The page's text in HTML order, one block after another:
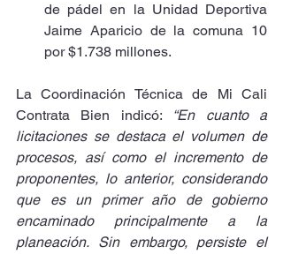
de pádel en la Unidad Deportiva
Jaime Aparicio de la comuna 10
por $1.738 millones.
La Coordinación Técnica de Mi Cali
Contrata Bien indicó: “En cuanto a
licitaciones se destaca el volumen de
procesos, así como el incremento de
proponentes, lo anterior, considerando
que es un primer año de gobierno
encaminado principalmente a la
planeación. Sin embargo, persiste el